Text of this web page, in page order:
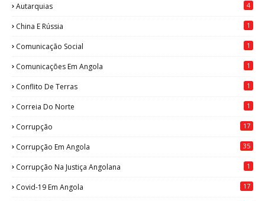
Autarquias 4
China E Rússia 1
Comunicação Social 1
Comunicações Em Angola 1
Conflito De Terras 1
Correia Do Norte 1
Corrupção 17
Corrupção Em Angola 35
Corrupção Na Justiça Angolana 1
Covid-19 Em Angola 17